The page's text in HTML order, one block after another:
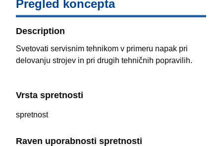
Pregled koncepta
Description
Svetovati servisnim tehnikom v primeru napak pri
delovanju strojev in pri drugih tehničnih popravilih.
Vrsta spretnosti
spretnost
Raven uporabnosti spretnosti